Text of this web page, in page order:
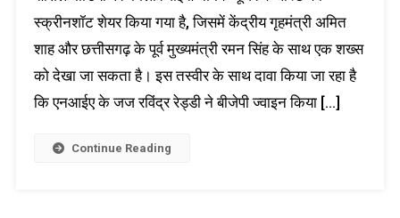
स्क्रीनशॉट शेयर किया गया है, जिसमें केंद्रीय गृहमंत्री अमित
शाह और छत्तीसगढ़ के पूर्व मुख्यमंत्री रमन सिंह के साथ एक शख्स
को देखा जा सकता है। इस तस्वीर के साथ दावा किया जा रहा है
कि एनआईए के जज रविंद्र रेड्डी ने बीजेपी ज्वाइन किया […]
Continue Reading